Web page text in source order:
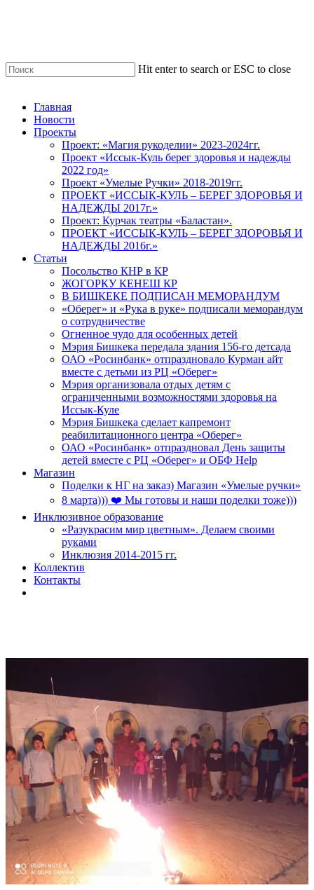
Hit enter to search or ESC to close
Menu
Главная
Новости
Проекты
Проект: «Магия рукоделии» 2023-2024гг.
Проект «Иссык-Куль берег здоровья и надежды
2022 год»
Проект «Умелые Ручки» 2018-2019гг.
ПРОЕКТ «ИССЫК-КУЛЬ – БЕРЕГ ЗДОРОВЬЯ И
НАДЕЖДЫ 2017г.»
Проект: Курчак театры «Баластан».
ПРОЕКТ «ИССЫК-КУЛЬ – БЕРЕГ ЗДОРОВЬЯ И
НАДЕЖДЫ 2016г.»
Статьи
Посольство КНР в КР
ЖОГОРКУ КЕНЕШ КР
В БИШКЕКЕ ПОДПИСАН МЕМОРАНДУМ
«Оберег» и «Рука в руке» подписали меморандум
о сотрудничестве
Огненное чудо для особенных детей
Мэрия Бишкека передала здания 156-го детсада
ОАО «Росинбанк» отпраздновало Курман айт
вместе с детьми из РЦ «Оберег»
Мэрия организовала отдых детям с
ограниченными возможностями здоровья на
Иссык-Куле
Мэрия Бишкека сделает капремонт
реабилитационного центра «Оберег»
ОАО «Росинбанк» отпраздновал День защиты
детей вместе с РЦ «Оберег» и ОБФ Help
Магазин
Поделки к НГ на заказ) Магазин «Умелые ручки»
8 марта))) ❤️ Мы готовы и наши поделки тоже)))
Инклюзивное образование
«Разукрасим мир цветным». Делаем своими
руками
Инклюзия 2014-2015 гг.
Коллектив
Контакты